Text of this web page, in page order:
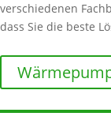
verschiedenen
dass Sie die beste